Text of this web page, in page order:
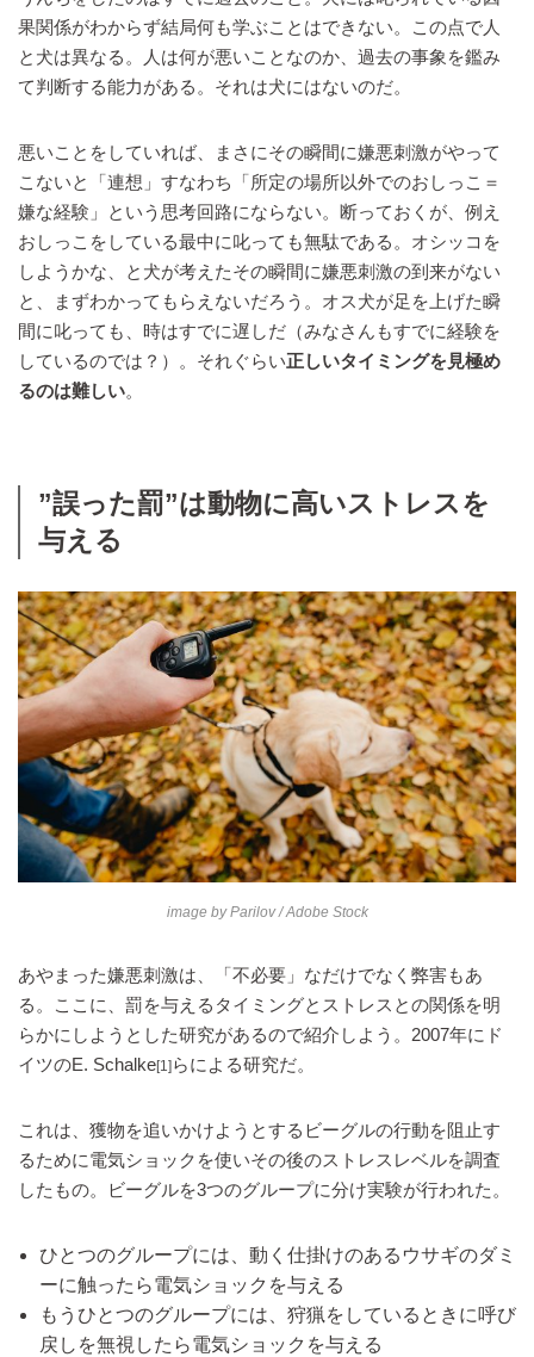
果関係がわからず結局何も学ぶことはできない。この点で人
と犬は異なる。人は何が悪いことなのか、過去の事象を鑑み
て判断する能力がある。それは犬にはないのだ。
悪いことをしていれば、まさにその瞬間に嫌悪刺激がやって
こないと「連想」すなわち「所定の場所以外でのおしっこ＝
嫌な経験」という思考回路にならない。断っておくが、例え
おしっこをしている最中に叱っても無駄である。オシッコを
しようかな、と犬が考えたその瞬間に嫌悪刺激の到来がない
と、まずわかってもらえないだろう。オス犬が足を上げた瞬
間に叱っても、時はすでに遅しだ（みなさんもすでに経験を
しているのでは？）。それぐらい正しいタイミングを見極め
るのは難しい。
”誤った罰”は動物に高いストレスを
与える
image byParilov / Adobe Stock
あやまった嫌悪刺激は、「不必要」なだけでなく弊害もあ
る。ここに、罰を与えるタイミングとストレスとの関係を明
らかにしようとした研究があるので紹介しよう。2007年にド
イツのE. Schalke[1] らによる研究だ。
これは、獲物を追いかけようとするビーグルの行動を阻止す
るために電気ショックを使いその後のストレスレベルを調査
したもの。ビーグルを3つのグループに分け実験が行われた。
ひとつのグループには、動く仕掛けのあるウサギのダミ
ーに触ったら電気ショックを与える
もうひとつのグループには、狩猟をしているときに呼び
戻しを無視したら電気ショックを与える